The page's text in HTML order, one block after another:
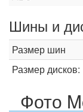
Шины и
Размер шин
Размер дисков:
Фото